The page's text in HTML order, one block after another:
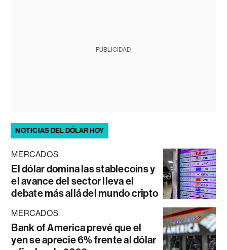
PUBLICIDAD
NOTICIAS DEL DÓLAR HOY
MERCADOS
El dólar domina las stablecoins y
el avance del sector lleva el
debate más allá del mundo cripto
MERCADOS
Bank of America prevé que el
yen se aprecie 6% frente al dólar